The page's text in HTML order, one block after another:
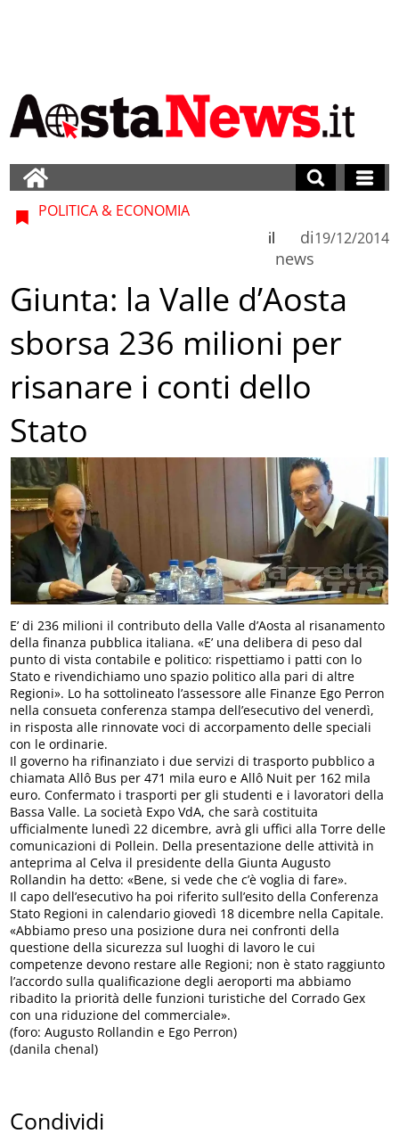
POLITICA & ECONOMIA
di
news
il 19/12/2014
Giunta: la Valle d’Aosta
sborsa 236 milioni per
risanare i conti dello
Stato
E’ di 236 milioni il contributo della Valle d’Aosta al risanamento
della finanza pubblica italiana. «E’ una delibera di peso dal
punto di vista contabile e politico: rispettiamo i patti con lo
Stato e rivendichiamo uno spazio politico alla pari di altre
Regioni». Lo ha sottolineato l’assessore alle Finanze Ego Perron
nella consueta conferenza stampa dell’esecutivo del venerdì,
in risposta alle rinnovate voci di accorpamento delle speciali
con le ordinarie.
Il governo ha rifinanziato i due servizi di trasporto pubblico a
chiamata Allô Bus per 471 mila euro e Allô Nuit per 162 mila
euro. Confermato i trasporti per gli studenti e i lavoratori della
Bassa Valle. La società Expo VdA, che sarà costituita
ufficialmente lunedì 22 dicembre, avrà gli uffici alla Torre delle
comunicazioni di Pollein. Della presentazione delle attività in
anteprima al Celva il presidente della Giunta Augusto
Rollandin ha detto: «Bene, si vede che c’è voglia di fare».
Il capo dell’esecutivo ha poi riferito sull’esito della Conferenza
Stato Regioni in calendario giovedì 18 dicembre nella Capitale.
«Abbiamo preso una posizione dura nei confronti della
questione della sicurezza sul luoghi di lavoro le cui
competenze devono restare alle Regioni; non è stato raggiunto
l’accordo sulla qualificazione degli aeroporti ma abbiamo
ribadito la priorità delle funzioni turistiche del Corrado Gex
con una riduzione del commerciale».
(foro: Augusto Rollandin e Ego Perron)
(danila chenal)
Condividi